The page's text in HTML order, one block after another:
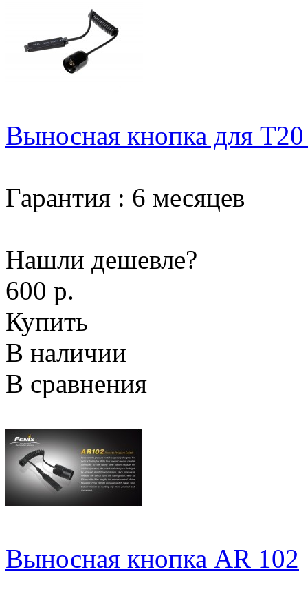
Выносная кнопка для
Гарантия : 6 месяцев
Нашли дешевле?
600 р.
Купить
В наличии
В сравнения
Выносная кнопка AR 102